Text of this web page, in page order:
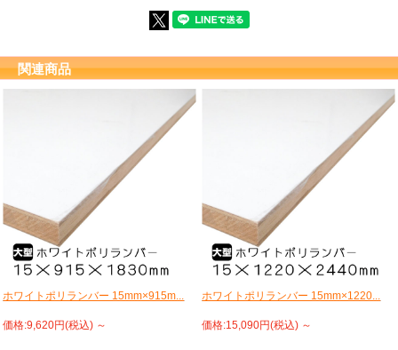
関連商品
ホワイトポリランバー 15mm×915m...
価格:9,620円(税込) ～
ホワイトポリランバー 15mm×1220...
価格:15,090円(税込) ～